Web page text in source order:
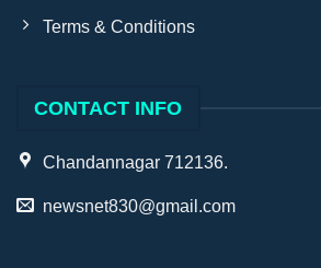
Terms & Conditions
CONTACT INFO
Chandannagar 712136.
newsnet830@gmail.com